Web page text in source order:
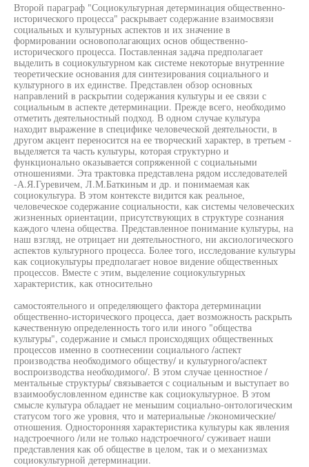
Второй параграф "Социокультурная детерминация общественно-
исторического процесса" раскрывает содержание взаимосвязи
социальных и культурных аспектов и их значение в
формировании основополагающих основ общественно-
исторического процесса. Поставленная задача предполагает
выделить в социокультурном как системе некоторые внутренние
теоретические основания для синтезирования социального и
культурного в их единстве. Представлен обзор основных
направлений в раскрытии содержания культуры и ее связи с
социальным в аспекте детерминации. Прежде всего, необходимо
отметить деятельностный подход. В одном случае культура
находит выражение в специфике человеческой деятельности, в
другом акцент переносится на ее творческий характер, в третьем -
выделяется та часть культуры, которая структурно и
функционально оказывается сопряженной с социальными
отношениями. Эта трактовка представлена рядом исследователей
-А.Я.Гуревичем, Л.М.Баткиным и др. и понимаемая как
социокультура. В этом контексте видится как реальное,
человеческое содержание социальности, как системы человеческих
жизненных ориентации, присутствующих в структуре сознания
каждого члена общества. Представленное понимание культуры, на
наш взгляд, не отрицает ни деятельностного, ни аксиологического
аспектов культурного процесса. Более того, исследование культуры
как социокультуры предполагает новое видение общественных
процессов. Вместе с этим, выделение социокультурных
характеристик, как относительно
самостоятельного и определяющего фактора детерминации
общественно-исторического процесса, дает возможность раскрыть
качественную определенность того или иного "общества
культуры", содержание и смысл происходящих общественных
процессов именно в соотнесении социального /аспект
производства необходимого обществу/ и культурного/аспект
воспроизводства необходимого/. В этом случае ценностное /
ментальные структуры/ связывается с социальным и выступает во
взаимообусловленном единстве как социокультурное. В этом
смысле культура обладает не меньшим социально-онтологическим
статусом того же уровня, что и материальные /экономические/
отношения. Односторонняя характеристика культуры как явления
надстроечного /или не только надстроечного/ суживает наши
представления как об обществе в целом, так и о механизмах
социокультурной детерминации.